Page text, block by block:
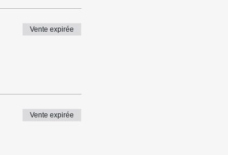
Vente expirée
Vente expirée